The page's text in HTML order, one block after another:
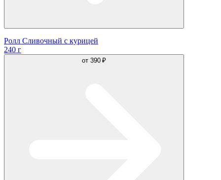
Ролл Сливочный с курицей
240 г
от 390 ₽